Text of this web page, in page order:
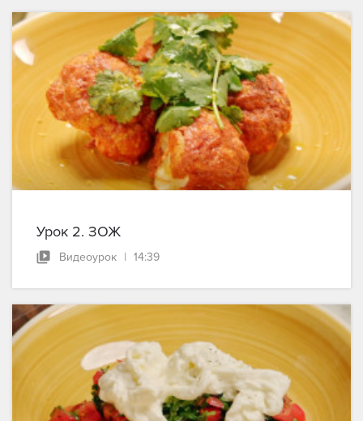
Урок 2. ЗОЖ
Видеоурок | 14:39